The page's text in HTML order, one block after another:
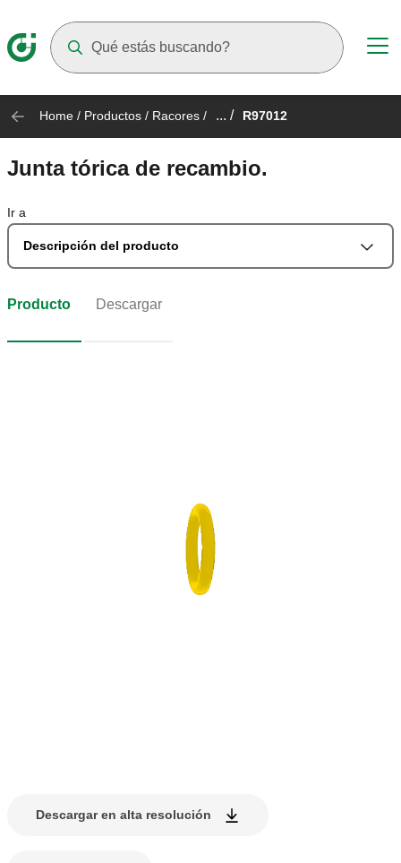
Home / Productos / Racores / ... / R97012
Junta tórica de recambio.
Ir a
Descripción del producto
Producto Descargar
Descargar en alta resolución